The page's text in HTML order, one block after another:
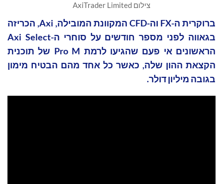
צילום AxiTrader Limited
ברוקרית ה-FX וה-CFD המקוונת המובילה, Axi, הכריזה
בגאווה לפני מספר חודשים על סוחרי ה-Axi Select
הראשונים אי פעם שהגיעו לרמת Pro M של תוכנית
הקצאת ההון שלה, כאשר כל אחד מהם הבטיח מימון
בגובה מיליון דולר.